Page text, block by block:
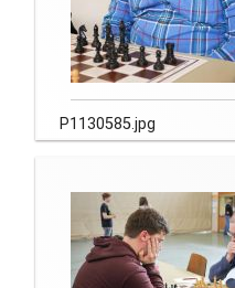
P1130585.jpg